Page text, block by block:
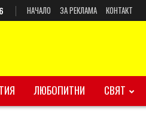
НАЧАЛО ЗА РЕКЛАМА КОНТАКТ
ЛЮБОПИТНИ СВЯТ